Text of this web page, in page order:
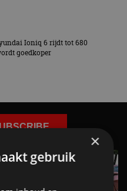
Ioniq 6 rijdt tot 680
goedkoper
×
gebruik